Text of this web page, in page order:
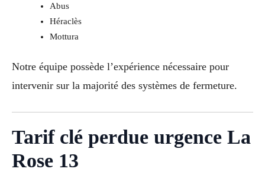
Abus
Héraclès
Mottura
Notre équipe possède l’expérience nécessaire pour
intervenir sur la majorité des systèmes de fermeture.
Tarif clé perdue urgence La
Rose 13